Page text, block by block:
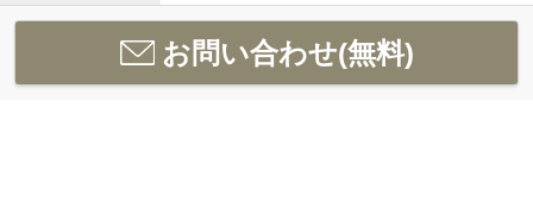
お問い合わせ(無料)